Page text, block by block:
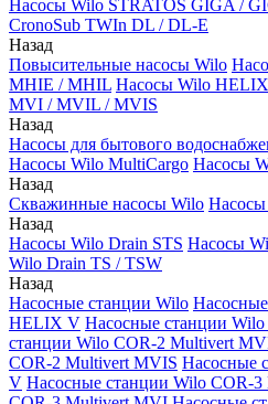
Насосы Wilo STRATOS GIGA /
CronoSub TWIn DL / DL-E
Назад
Повысительные насосы Wilo
MHIE / MHIL Насосы Wilo
MVI / MVIL / MVIS
Назад
Насосы для бытового
Насосы Wilo MultiCargo Насосы
Назад
Скважинные насосы Wilo
Назад
Насосы Wilo Drain STS Насосы
Wilo Drain TS / TSW
Назад
Насосные станции Wilo
HELIX V Насосные станции
станции Wilo COR-2 Multivert
COR-2 Multivert MVIS Насосные
V Насосные станции Wilo COR-